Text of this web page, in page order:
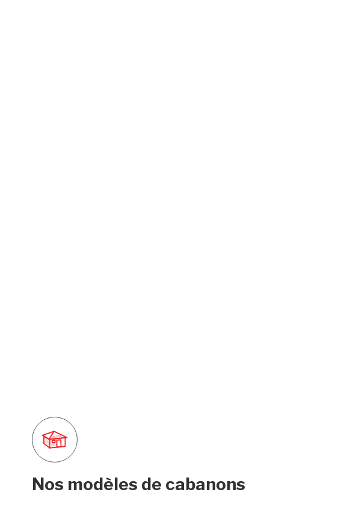
Nos modèles de cabanons